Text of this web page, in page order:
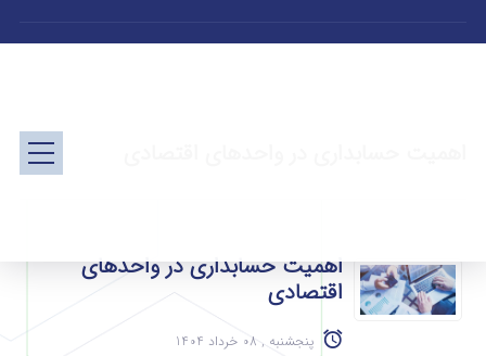
اهمیت حسابداری در واحدهای
اقتصادی
پنجشنبه , 08 خرداد 1404